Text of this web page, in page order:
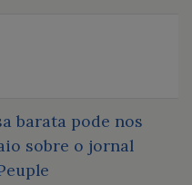
barata pode nos
sobre o jornal